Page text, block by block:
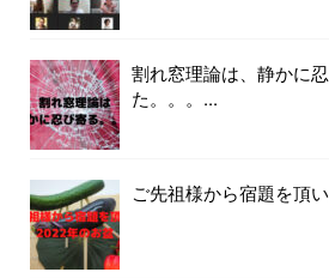
割れ窓理論は、静かに
た。。。...
ご先祖様から宿題を頂